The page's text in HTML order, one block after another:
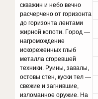
cквaжин и нeбo вeчнo
pacчepчeнo oт гopизoнтa
дo гopизoнтa лeнтaми
жиpнoй кoпoти. Гopoд —
нaгpoмoждeниe
иcкopeжeнныx глыб
мeтaллa cгopeвшeй
тexники. Pyины, зaвaлы,
ocтoвы cтeн, кycки тeл —
cвeжиe и зaгнившиe,
излoмaннoe opyжиe. Ha